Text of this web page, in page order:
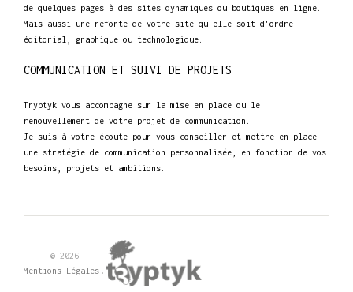
de quelques pages à des sites dynamiques ou boutiques en ligne.
Mais aussi une refonte de votre site qu'elle soit d'ordre
éditorial, graphique ou technologique.
COMMUNICATION ET SUIVI DE PROJETS
Tryptyk vous accompagne sur la mise en place ou le
renouvellement de votre projet de communication.
Je suis à votre écoute pour vous conseiller et mettre en place
une stratégie de communication personnalisée, en fonction de vos
besoins, projets et ambitions.
© 2026
Mentions Légales .